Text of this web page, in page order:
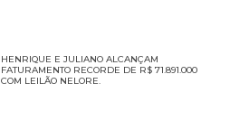
HENRIQUE E JULIANO ALCANÇAM
FATURAMENTO RECORDE DE R$ 71.891.000
COM LEILÃO NELORE.